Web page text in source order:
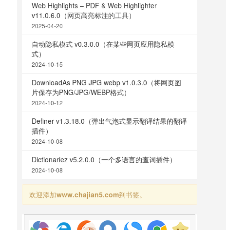
Web Highlights – PDF & Web Highlighter
v11.0.6.0（网页高亮标注的工具）
2025-04-20
自动隐私模式 v0.3.0.0（在某些网页应用隐私模
式）
2024-10-15
DownloadAs PNG JPG webp v1.0.3.0（将网页图
片保存为PNG/JPG/WEBP格式）
2024-10-12
Definer v1.3.18.0（弹出气泡式显示翻译结果的翻译
插件）
2024-10-08
Dictionariez v5.2.0.0（一个多语言的查词插件）
2024-10-08
欢迎添加www.chajian5.com到书签。